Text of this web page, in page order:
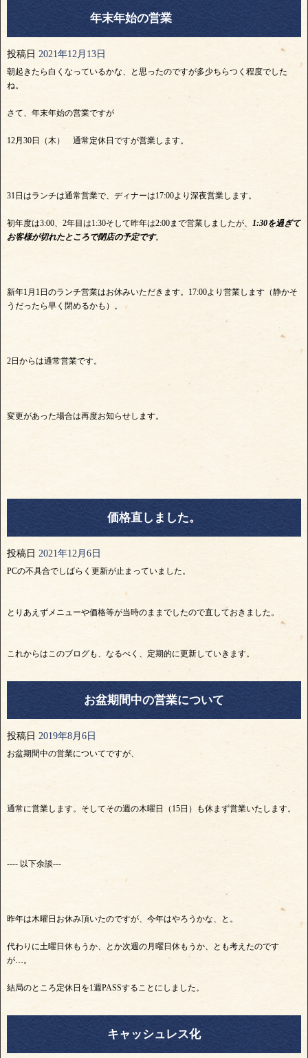
年末年始の営業
投稿日 2021年12月13日
朝起きたら白くなっているかな、と思ったのですが多少ちらつく程度でした
ね。
さて、年末年始の営業ですが
12月30日（木） 通常定休日ですが営業します。
31日はランチは通常営業で、ディナーは17:00より深夜営業します。
初年度は3:00、2年目は1:30そして昨年は2:00まで営業しましたが、 1:30を過ぎて
お客様が切れたところで閉店の予定です。
新年1月1日のランチ営業はお休みいただきます。17:00より営業します（静かそ
うだったら早く閉めるかも）。
2日からは通常営業です。
変更があった場合は再度お知らせします。
価格直しました。
投稿日 2021年12月6日
PCの不具合でしばらく更新が止まっていました。
とりあえずメニューや価格等が当時のままでしたので直しておきました。
これからはこのブログも、なるべく、定期的に更新していきます。
お盆期間中の営業について
投稿日 2019年8月6日
お盆期間中の営業についてですが、
通常に営業します。そしてその週の木曜日（15日）も休まず営業いたします。
---- 以下余談---
昨年は木曜日お休み頂いたのですが、今年はやろうかな、と。
代わりに土曜日休もうか、とか次週の月曜日休もうか、とも考えたのです
が…。
結局のところ定休日を1週PASSすることにしました。
キャッシュレス化